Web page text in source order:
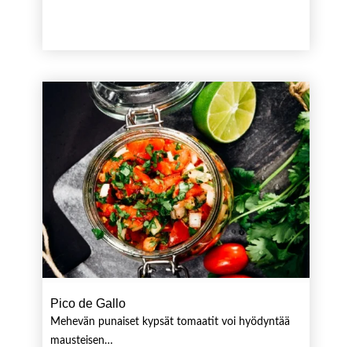
Pico de Gallo
Mehevän punaiset kypsät tomaatit voi hyödyntää
mausteisen…